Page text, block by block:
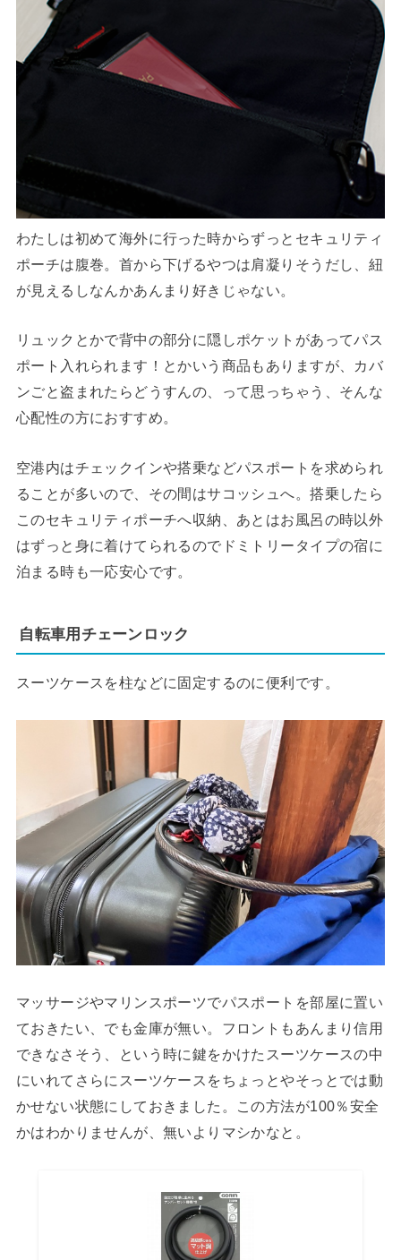
わたしは初めて海外に行った時からずっとセキュリティ
ポーチは腹巻。首から下げるやつは肩凝りそうだし、紐
が見えるしなんかあんまり好きじゃない。
リュックとかで背中の部分に隠しポケットがあってパス
ポート入れられます！とかいう商品もありますが、カバ
ンごと盗まれたらどうすんの、って思っちゃう、そんな
心配性の方におすすめ。
空港内はチェックインや搭乗などパスポートを求められ
ることが多いので、その間はサコッシュへ。搭乗したら
このセキュリティポーチへ収納、あとはお風呂の時以外
はずっと身に着けてられるのでドミトリータイプの宿に
泊まる時も一応安心です。
自転車用チェーンロック
スーツケースを柱などに固定するのに便利です。
マッサージやマリンスポーツでパスポートを部屋に置い
ておきたい、でも金庫が無い。フロントもあんまり信用
できなさそう、という時に鍵をかけたスーツケースの中
にいれてさらにスーツケースをちょっとやそっとでは動
かせない状態にしておきました。この方法が100％安全
かはわかりませんが、無いよりマシかなと。